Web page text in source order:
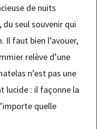
de nuits
seul souvenir qui
Il faut bien l’avouer,
relève d’une
n’est pas une
lucide : il façonne la
quelle